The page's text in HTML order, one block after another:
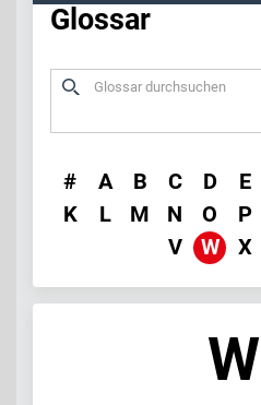
Glossar
# A B C D E
K
L M N O P
V
W X
W